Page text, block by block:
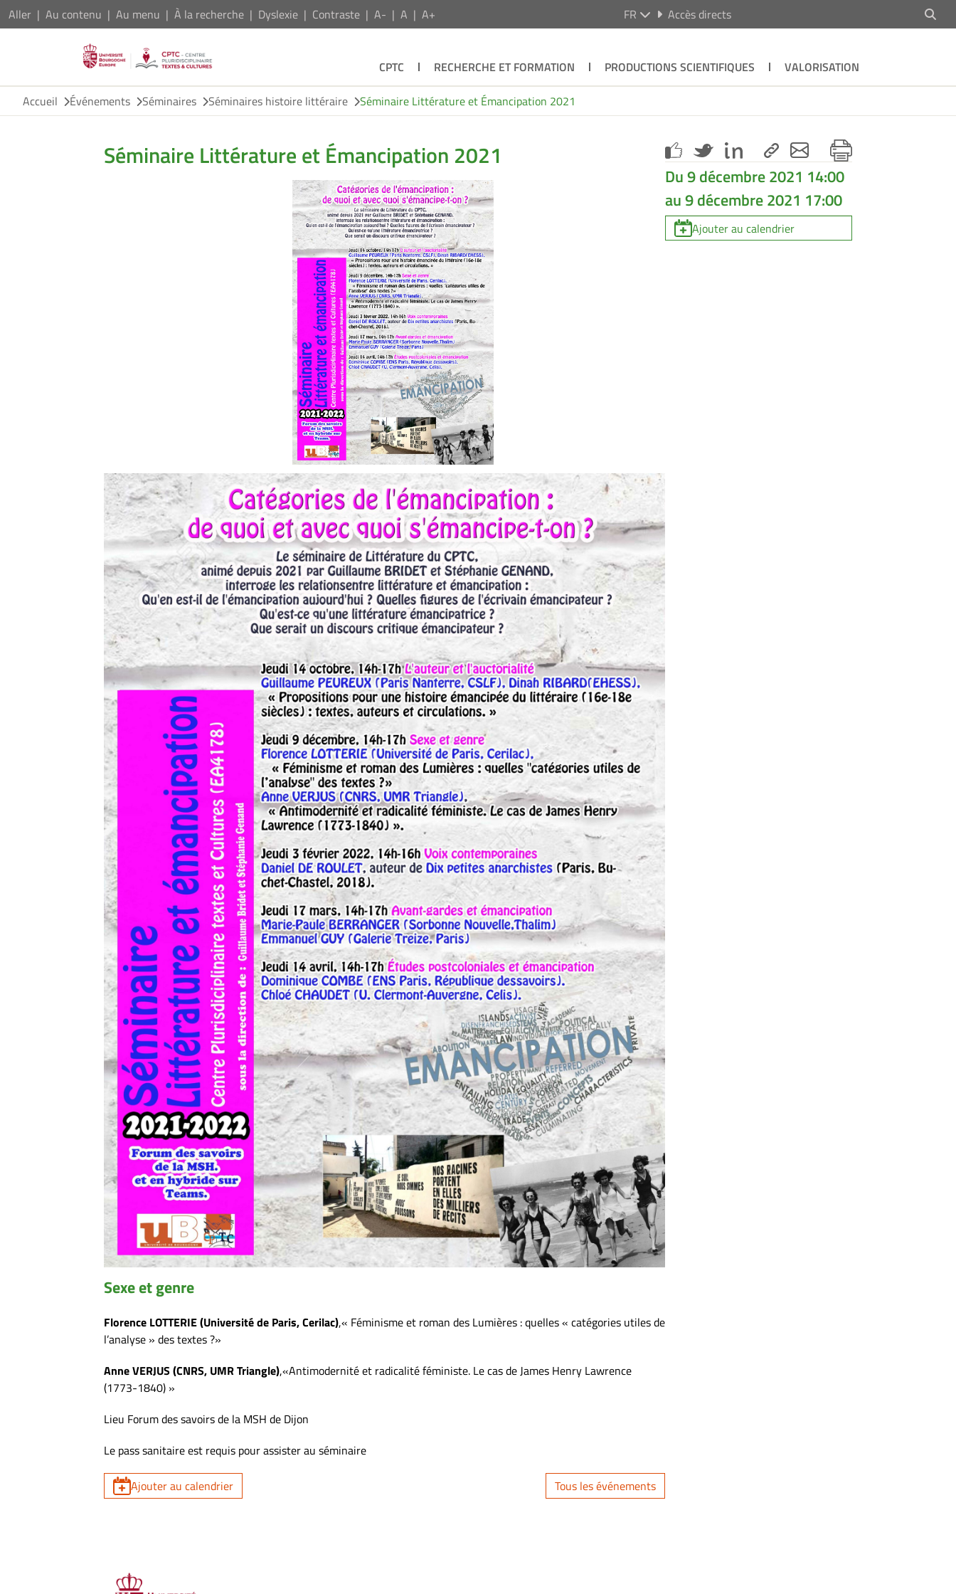
Aller Au contenu Au menu À la recherche Dyslexie Contraste A- A A+ FR Accès directs
CPTC RECHERCHE ET FORMATION PRODUCTIONS SCIENTIFIQUES
VALORISATION
Accueil
Événements Séminaires Séminaires histoire littéraire Séminaire Littérature et Émancipation 2021
Séminaire Littérature et Émancipation 2021
Sexe et genre
Florence LOTTERIE (Université de Paris, Cerilac),« Féminisme et roman des Lumières : quelles « catégories utiles de
l’analyse » des textes ?»
Anne VERJUS (CNRS, UMR Triangle),«Antimodernité et radicalité féministe. Le cas de James Henry Lawrence
(1773-1840) »
Lieu Forum des savoirs de la MSH de Dijon
Le pass sanitaire est requis pour assister au séminaire
Ajouter au calendrier Tous les événements
Du 9 décembre 2021 14:00
au 9 décembre 2021 17:00
Ajouter au calendrier